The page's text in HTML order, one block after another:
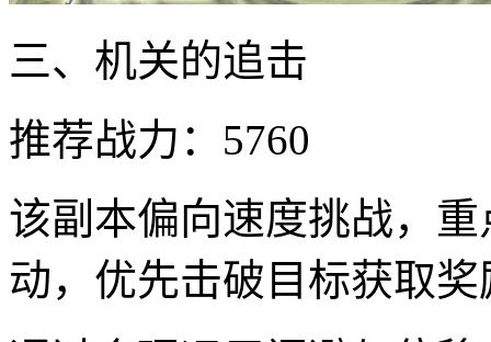
三、机关的追击
推荐战力：5760
该副本偏向速度挑战，
动，优先击破目标获取